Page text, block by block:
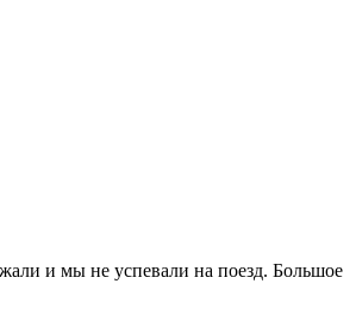
и мы не успевали на поезд. Большое